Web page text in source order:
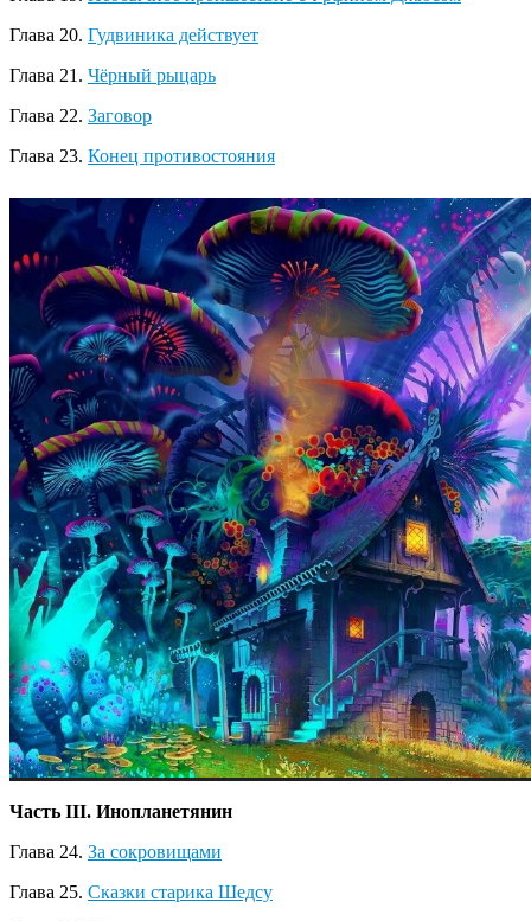
Глава 20. Гудвиника действует
Глава 21. Чёрный рыцарь
Глава 22. Заговор
Глава 23. Конец противостояния
Часть III. Инопланетянин
Глава 24. За сокровищами
Глава 25. Сказки старика Шедсу